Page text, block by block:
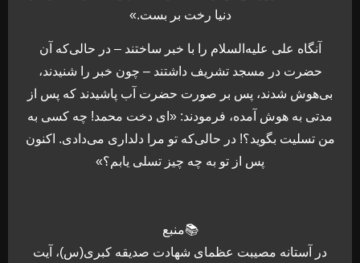
دنیا رخت بر بست.»
آنگاه علی علیه‌السلام را با خبر ساختند – در حالی‌که آن
حضرت در مسجد تشریف داشتند – چون خبر را شنیدند،
بی‌هوش شدند، پس بر صورت حضرت آب پاشیدند که پس از
مدتی به هوش آمده، فرمودند: «ای دخت محمد! چه کسی به
من تسلیت بگوید؟! در حالی‌که تو مرا دلداری می‌دادی. اکنون
پس از تو به چه چیز تسلی یابم؟»
📚منبع
در آستانه مصیبت عظمای شهادت صدیقه کبری(س)، آیت